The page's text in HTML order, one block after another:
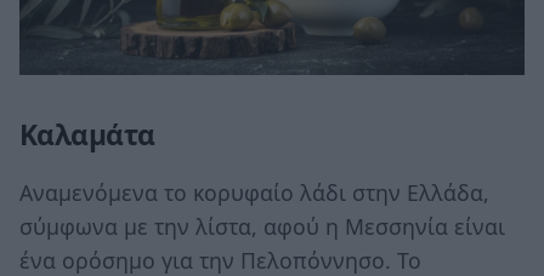
Καλαμάτα
Αναμενόμενα το κορυφαίο λάδι στην Ελλάδα,
σύμφωνα με την λίστα, αφού η Μεσσηνία είναι
ένα ορόσημο για την Πελοπόννησο. Το